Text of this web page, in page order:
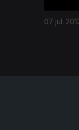
07 jul.